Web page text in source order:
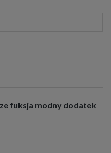
kosztów płatności
fuksja modny dodatek